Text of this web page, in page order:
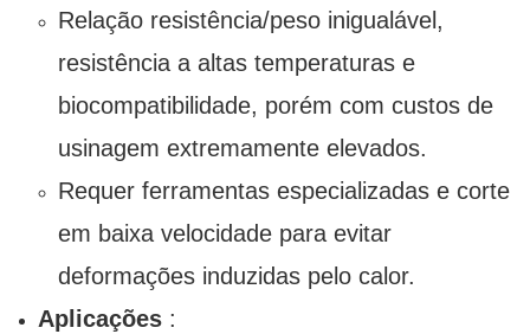
Relação resistência/peso inigualável,
resistência a altas temperaturas e
biocompatibilidade, porém com custos de
usinagem extremamente elevados.
Requer ferramentas especializadas e corte
em baixa velocidade para evitar
deformações induzidas pelo calor.
Aplicações: